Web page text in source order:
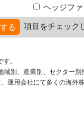
ヘッジフ
る
項目をチェック
。
別、産業別、セクター
運用会社にて多くの海外